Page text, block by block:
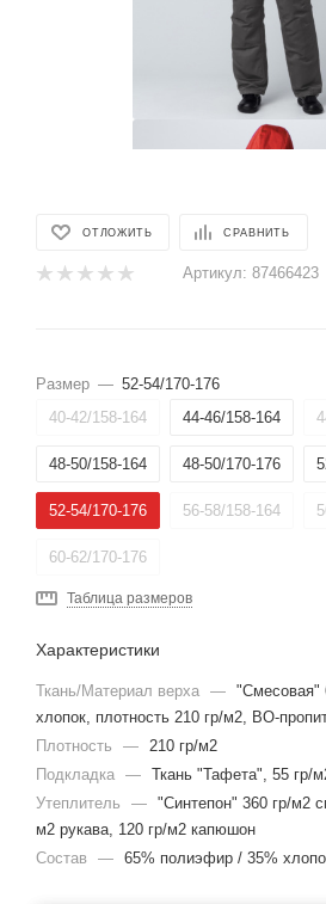
ОТЛОЖИТЬ СРАВНИТЬ
Артикул: 87466423
Размер — 52-54/170-176
40-42/158-164
44-46/158-164
48-50/158-164 48-50/170-176
52-54/170-176 56-58/158-164
60-62/170-176
Таблица размеров
Характеристики
Ткань/Материал верха — "Смесовая"
хлопок, плотность 210 гр/м2, ВО-
Плотность
— 210 гр/м2
Подкладка — Ткань "Тафета", 55 гр/
Утеплитель
— "Синтепон" 360 гр/м2
м2 рукава, 120 гр/м2 капюшон
Состав
— 65% полиэфир / 35%